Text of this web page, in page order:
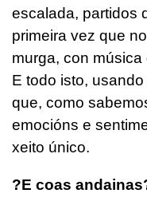
escalada, partidos
primeira vez que
murga, con
E todo isto,
que, como
emocións e
xeito único.
?E coas